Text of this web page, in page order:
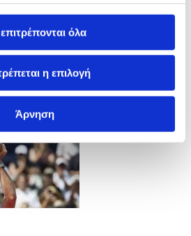
όλα
η επιλογή
Άρνηση
drone στοίχισε τη ζωή σε